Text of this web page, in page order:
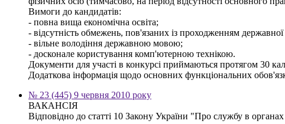
Вимоги до кандидатів:
- повна вища економічна освіта;
- відсутність обмежень, пов'язаних із проходженням
- вільне володіння державною мовою;
- досконале користування комп'ютерною технікою.
Документи для участі в конкурсі приймаються протягом 30
Додаткова інформація щодо основних функціональних
№ 23 (445) 9 червня 2010 року
ВАКАНСІЯ
Відповідно до статті 10 Закону України "Про службу в